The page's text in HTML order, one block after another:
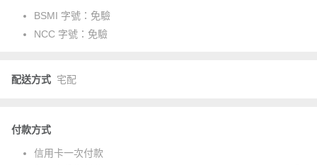
BSMI 字號： 免驗
NCC 字號： 免驗
配送方式 宅配
付款方式
信用卡一次付款